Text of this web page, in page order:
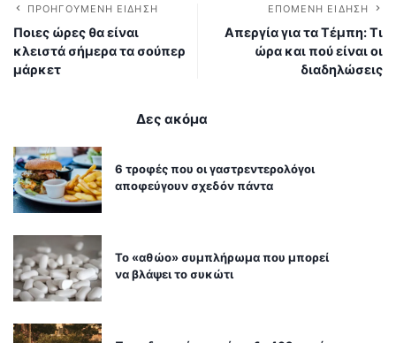
ΠΡΟΗΓΟΎΜΕΝΗ ΕΊΔΗΣΗ
Ποιες ώρες θα είναι
κλειστά σήμερα τα σούπερ
μάρκετ
ΕΠΌΜΕΝΗ ΕΊΔΗΣΗ
Απεργία για τα Τέμπη: Τι
ώρα και πού είναι οι
διαδηλώσεις
Δες ακόμα
6 τροφές που οι γαστρεντερολόγοι
αποφεύγουν σχεδόν πάντα
Το «αθώο» συμπλήρωμα που μπορεί
να βλάψει το συκώτι